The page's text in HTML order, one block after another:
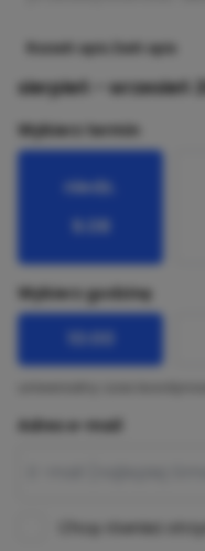
Rozwiń opis Zwiń opis
sierpień - wrzesień
Wybierz termin
niedz.
9.08
Wybierz godzinę
Adres e-mail
Chcę również